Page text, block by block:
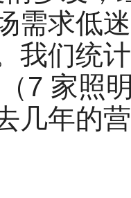
需求低
我们统
7 家照
几年的